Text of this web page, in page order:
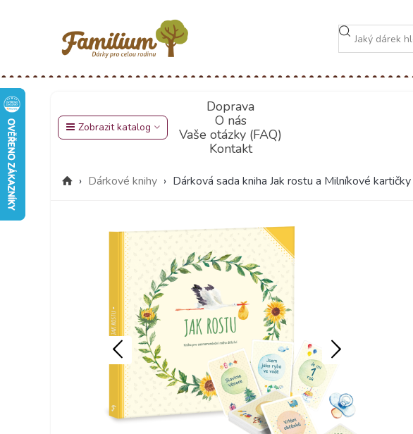
Zobrazit katalog
Doprava
O nás
Vaše otázky (FAQ)
Kontakt
› Dárkové knihy › Dárková sada kniha Jak rostu a Milníkové kartičky